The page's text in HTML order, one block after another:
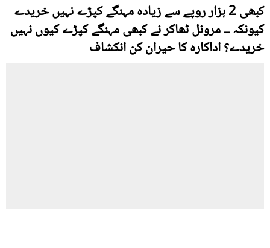
کبھی 2 ہزار روپے سے زیادہ مہنگے کپڑے نہیں خریدے
کیونکہ ۔۔ مرونل ٹھاکر نے کبھی مہنگے کپڑے کیوں نہیں
خریدے؟ اداکارہ کا حیران کن انکشاف